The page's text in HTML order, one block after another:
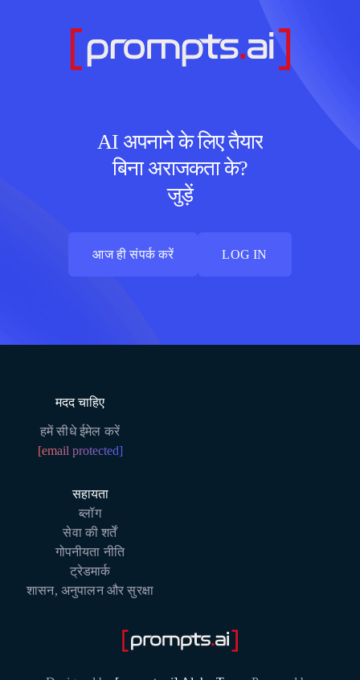
AI अपनाने के लिए तैयार
बिना अराजकता के?
जुड़ें
आज ही संपर्क करें
LOG IN
मदद चाहिए
हमें सीधे ईमेल करें
[email protected]
सहायता
ब्लॉग
सेवा की शर्तें
गोपनीयता नीति
ट्रेडमार्क
शासन, अनुपालन और सुरक्षा